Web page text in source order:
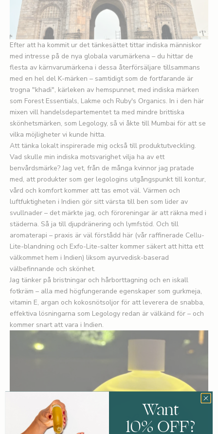
Efter att ha kommit ur det tänkesättet tittar indiska människor
med intresse på de nya globala varumärkena – du hittar de
flesta av kärnvarumärkena i dessa återförsäljare tillsammans
med en hel del K-märken – samtidigt som de fortfarande är
trogna "khadi", kärleken av hemspunnet, med indiska märken
som Forest Essentials, Lakme och Ruby's Organics. In i den här
mixen vill handelsdepartementet ta med mindre brittiska
skönhetsmärken, som Legology, så vi åkte till Mumbai för att se
vilka möjligheter vi kunde hitta.
Att tänka lokalt inspirerade mig också till produktutveckling.
Vad skulle min indiska motsvarighet vilja ha av ett
benvårdsmärke? Jag vet, från de många kvinnor jag pratade
med, att produkter som ger legologins utgångspunkt till kontur,
vård och komfort kommer att tas emot väl. Värmen och
luftfuktigheten i Indien gör sitt värsta till ben som lider av
svullnader – det märkte jag, och föroreningar är att räkna med i
städerna. Så ja till djupdränering och lymfstöd. Och till
aromaterapi – praxis är väl förstådd här (vår raffinerade Cellu-
Lite-blandning och Exfo-Lite-salter kommer säkert att hitta ett
välkommet hem i Indien) liksom ayurvedisk-baserad
välbefinnande och skönhet.
Jag tänker på bristningar och hårborttagning och en iskall
fotkräm – alla med högfungerande egenskaper som gurkmeja,
vitamin E, argan och kokosnötsoljor för att leverera de snabba,
effektiva lösningarna som Legology redan är välkänd för – och
kommer snart att vara i Indien.
Want
10% OFF?